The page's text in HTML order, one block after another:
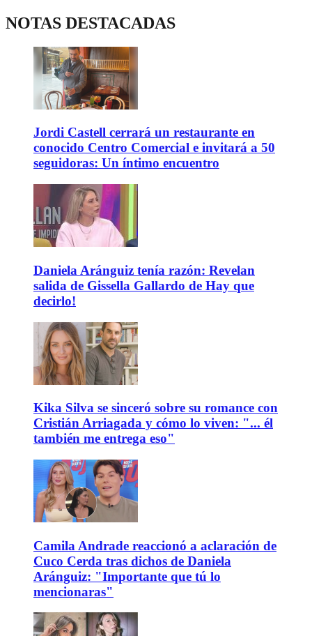
NOTAS DESTACADAS
Jordi Castell cerrará un restaurante en
conocido Centro Comercial e invitará a 50
seguidoras: Un íntimo encuentro
Daniela Aránguiz tenía razón: Revelan
salida de Gissella Gallardo de Hay que
decirlo!
Kika Silva se sinceró sobre su romance con
Cristián Arriagada y cómo lo viven: "... él
también me entrega eso"
Camila Andrade reaccionó a aclaración de
Cuco Cerda tras dichos de Daniela
Aránguiz: "Importante que tú lo
mencionaras"